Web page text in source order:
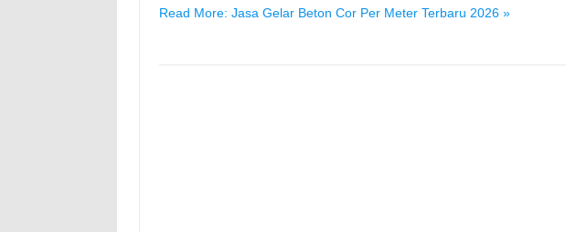
Read More: Jasa Gelar Beton Cor Per Meter Terbaru 2026 »